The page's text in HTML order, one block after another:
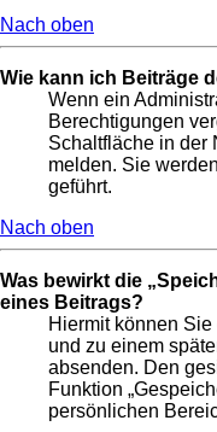
Nach oben
Wie kann ich Beiträge
Wenn ein
Berechtigungen
Schaltfläche in der
melden. Sie
geführt.
Nach oben
Was bewirkt die
eines Beitrags?
Hiermit können
und zu einem
absenden. Den
Funktion
persönlichen